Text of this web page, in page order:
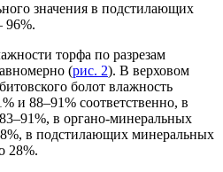
значения в подстилающих
96%.
торфа по разрезам
(рис. 2). В верховом
болот влажность
и 88–91% соответственно, в
в органо-минеральных
в подстилающих минеральных
28%.